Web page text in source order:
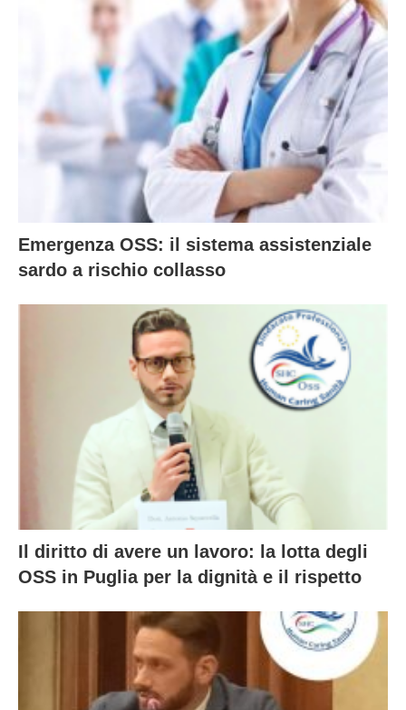
Emergenza OSS: il sistema assistenziale
sardo a rischio collasso
Il diritto di avere un lavoro: la lotta degli
OSS in Puglia per la dignità e il rispetto